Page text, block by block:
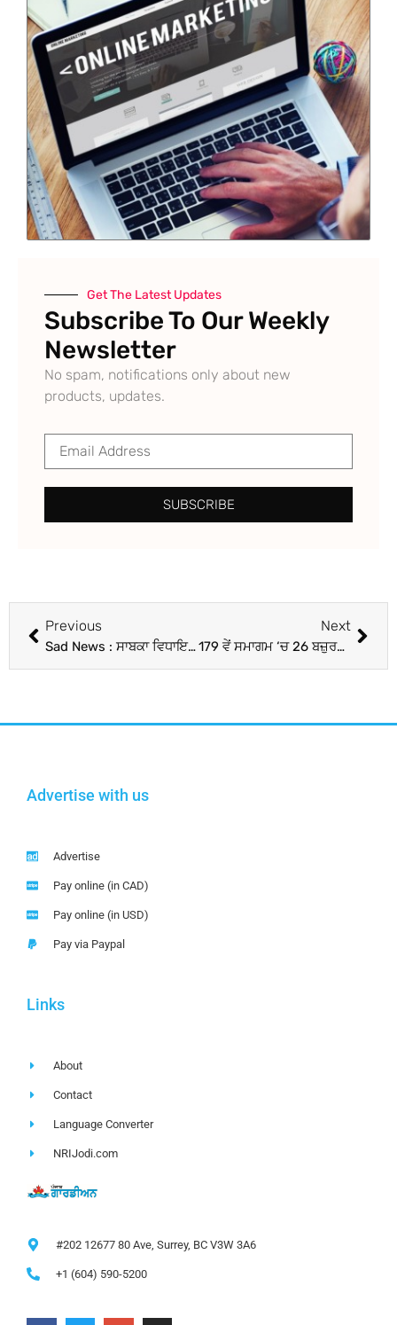
Get The Latest Updates
Subscribe To Our Weekly
Newsletter
No spam, notifications only about new
products, updates.
SUBSCRIBE
Previous
Sad News : ਸਾਬਕਾ ਵਿਧਾਇਕ ਜੱਥੇਦਾਰ ਰਣਜੀਤ ਸਿੰਘ ਤਲਵੰਡੀ ਦਾ ਦੇਹਾਂਤ, ਜੱਦੀ ਪਿੰਡ ਤਲਵੰਡੀ ਰਾਏ ਵਿਖੇ ਬੁੱਧਵਾਰ ਨੂੰ ਹੋਵੇਗਾ ਅੰਤਿਮ ਸੰਸਕਾਰ
Next
179 ਵੇਂ ਸਮਾਗਮ ‘ਚ 26 ਬਜ਼ੁਰਗਾਂ ਨੂੰ ਵੰਡੀ ਪੈਨਸ਼ਨ
Advertise with us
Advertise
Pay online (in CAD)
Pay online (in USD)
Pay via Paypal
Links
About
Contact
Language Converter
NRIJodi.com
#202 12677 80 Ave, Surrey, BC V3W 3A6
+1 (604) 590-5200